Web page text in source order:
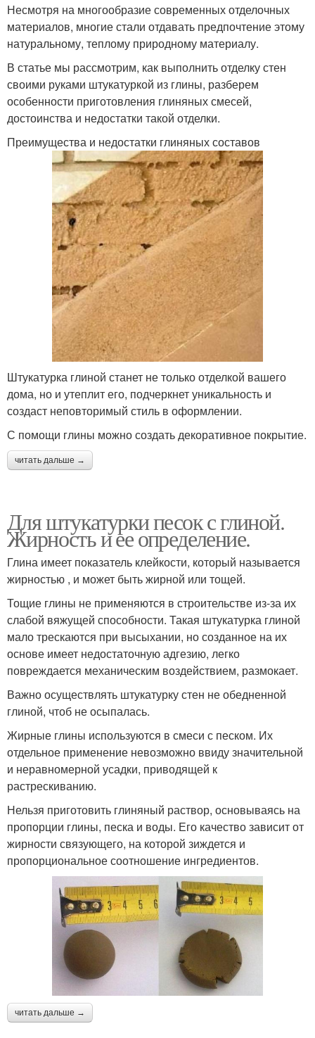
Несмотря на многообразие современных отделочных
материалов, многие стали отдавать предпочтение этому
натуральному, теплому природному материалу.
В статье мы рассмотрим, как выполнить отделку стен
своими руками штукатуркой из глины, разберем
особенности приготовления глиняных смесей,
достоинства и недостатки такой отделки.
Преимущества и недостатки глиняных составов
Штукатурка глиной станет не только отделкой вашего
дома, но и утеплит его, подчеркнет уникальность и
создаст неповторимый стиль в оформлении.
С помощи глины можно создать декоративное покрытие.
читать дальше →
Для штукатурки песок с глиной.
Жирность и ее определение.
Глина имеет показатель клейкости, который называется
жирностью , и может быть жирной или тощей.
Тощие глины не применяются в строительстве из-за их
слабой вяжущей способности. Такая штукатурка глиной
мало трескаются при высыхании, но созданное на их
основе имеет недостаточную адгезию, легко
повреждается механическим воздействием, размокает.
Важно осуществлять штукатурку стен не обедненной
глиной, чтоб не осыпалась.
Жирные глины используются в смеси с песком. Их
отдельное применение невозможно ввиду значительной
и неравномерной усадки, приводящей к
растрескиванию.
Нельзя приготовить глиняный раствор, основываясь на
пропорции глины, песка и воды. Его качество зависит от
жирности связующего, на которой зиждется и
пропорциональное соотношение ингредиентов.
читать дальше →